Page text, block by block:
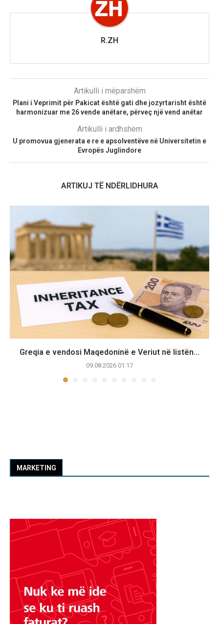
R.ZH
Artikulli i mëparshëm
Plani i Veprimit për Pakicat është gati dhe jozyrtarisht është
harmonizuar me 26 vende anëtare, përveç një vend anëtar
Artikulli i ardhshëm
U promovua gjenerata e re e apsolventëve në Universitetin e
Evropës Juglindore
ARTIKUJ TË NDËRLIDHURA
Greqia e vendosi Maqedoninë e Veriut në listën...
09.08.2026 01:17
MARKETING